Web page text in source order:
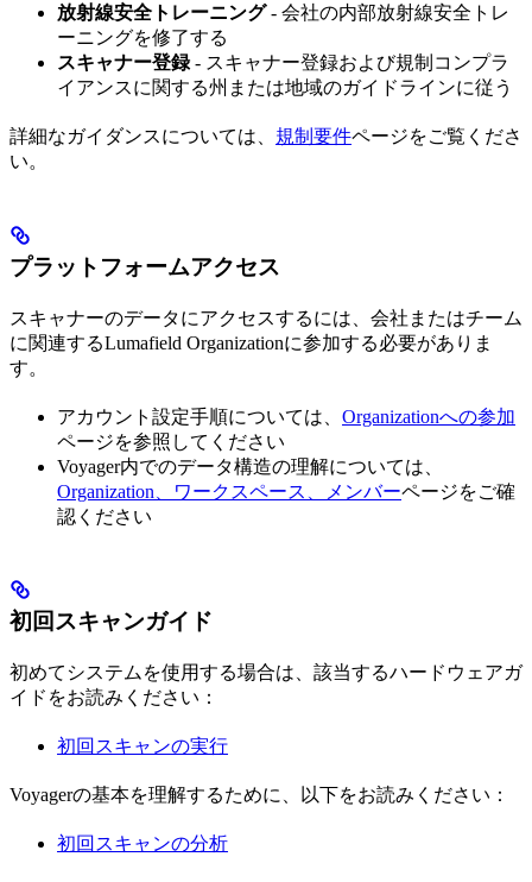
放射線安全トレーニング- 会社の内部放射線安全トレ
ーニングを修了する
スキャナー登録- スキャナー登録および規制コンプラ
イアンスに関する州または地域のガイドラインに従う
詳細なガイダンスについては、 規制要件ページをご覧くださ
い。
プラットフォームアクセス
スキャナーのデータにアクセスするには、会社またはチーム
に関連するLumafield Organizationに参加する必要がありま
す。
アカウント設定手順については、 Organizationへの参加
ページを参照してください
Voyager内でのデータ構造の理解については、
Organization、ワークスペース、メンバーページをご確
認ください
初回スキャンガイド
初めてシステムを使用する場合は、該当するハードウェアガ
イドをお読みください：
初回スキャンの実行
Voyagerの基本を理解するために、以下をお読みください：
初回スキャンの分析